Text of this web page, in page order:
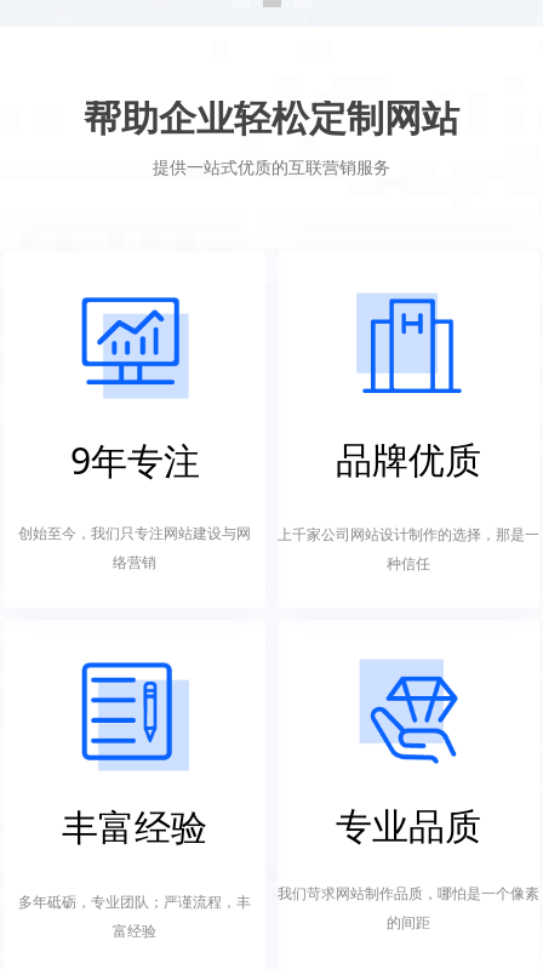
专业品质
我们苛求网站制作品质，哪怕是一个像素
的间距
多年砥砺，专业团队；严谨流程，丰
富经验
丰富经验
上千家公司网站设计制作的选择，那是一
种信任
品牌优质
创始至今，我们只专注网站建设与网
络营销
9年专注
帮助企业轻松定制网站
提供一站式优质的互联营销服务